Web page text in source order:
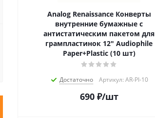
Analog Renaissance Конверты
внутренние бумажные с
антистатическим пакетом для
грампластинок 12" Audiophile
Paper+Plastic (10 шт)
Достаточно Артикул: AR-PI-10
690₽/шт